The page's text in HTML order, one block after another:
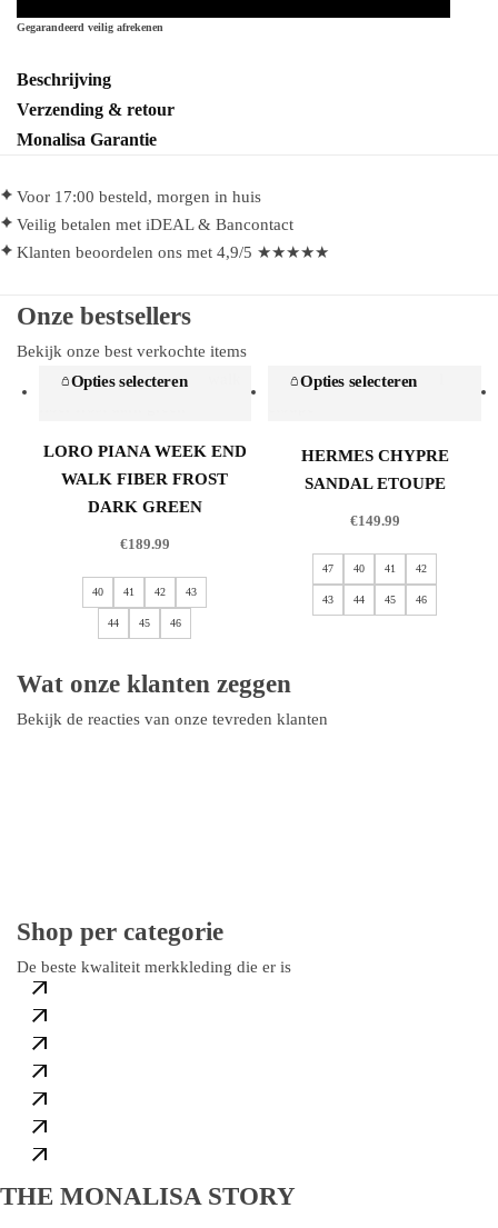
Logo
aantal
Gegarandeerd veilig afrekenen
Beschrijving
Verzending & retour
Monalisa Garantie
Voor 17:00 besteld, morgen in huis
Veilig betalen met iDEAL & Bancontact
Klanten beoordelen ons met 4,9/5 ★★★★★
Onze bestsellers
Bekijk onze best verkochte items
Opties selecteren
LORO PIANA WEEK END
WALK FIBER FROST
DARK GREEN
€189.99
40 41 42 43
44 45 46
Opties selecteren
HERMES CHYPRE
SANDAL ETOUPE
€149.99
47 40 41 42
43 44 45 46
Wat onze klanten zeggen
Bekijk de reacties van onze tevreden klanten
Shop per categorie
De beste kwaliteit merkkleding die er is
461 Products
Dames
10 Products
T-Shirts
199 Products
Schoenen
81 Products
Jassen
15 Products
Tassen
31 Products
Petten
14 Products
THE MONALISA STORY